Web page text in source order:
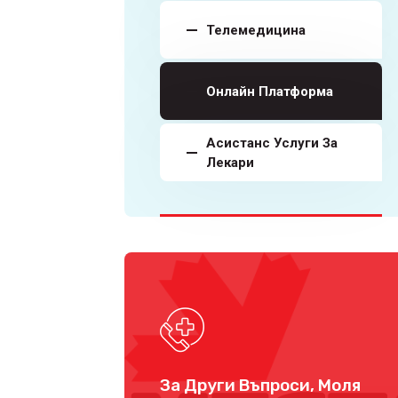
Телемедицина
Онлайн Платформа
Асистанс Услуги За
Лекари
За Други Въпроси, Моля